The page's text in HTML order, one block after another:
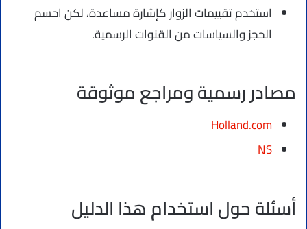
استخدم تقييمات الزوار كإشارة مساعدة، لكن احسم
الحجز والسياسات من القنوات الرسمية.
مصادر رسمية ومراجع موثوقة
Holland.com
NS
أسئلة حول استخدام هذا الدليل